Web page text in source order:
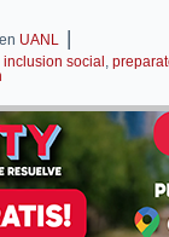
UANL |
inclusion social ,